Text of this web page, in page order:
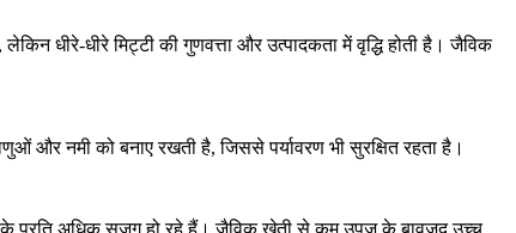
धीरे-धीरे मिट्टी की गुणवत्ता और उत्पादकता में वृद्धि होती है। जैविक
और नमी को बनाए रखती है, जिससे पर्यावरण भी सुरक्षित रहता है।
के प्रति अधिक सजग हो रहे हैं। जैविक खेती से कम उपज के बावजूद उच्च